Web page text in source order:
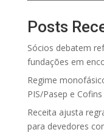
Posts
Sócios debatem
fundações em
Regime
PIS/Pasep e
Receita ajusta
para devedores